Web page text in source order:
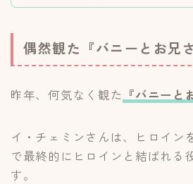
偶然観た『バニーとお兄
昨年、何気なく観た 『バニーと
イ・チェミンさんは、ヒロイン
で最終的にヒロインと結ばれる
す。